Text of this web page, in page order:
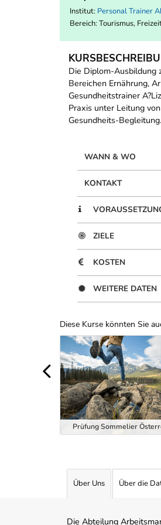
Institut: Personal Trainer
Bereich: Tourismus,
Die Diplom-Ausbildung
Bereichen Ernährung,
Gesundheitstrainer
Praxis unter Leitung
Gesundheits-Begleitung.
WANN & WO
KONTAKT
ZIELE
KOSTEN
WEITERE DATEN
Diese Kurse könnten Sie
Uber
Prüfung Sommelier
Über Uns Über die
Die Abteilung